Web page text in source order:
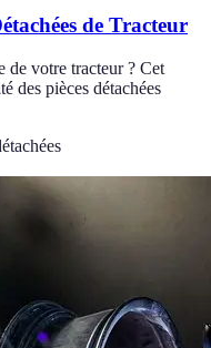
de Tracteur
de votre tracteur ? Cet
des pièces détachées